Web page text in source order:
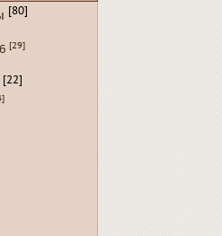
[80]
[29]
[22]